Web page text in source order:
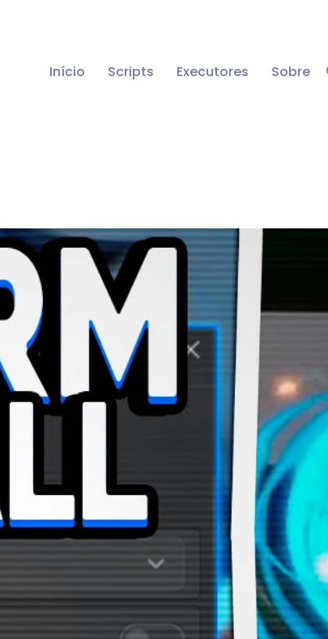
Início Scripts Executores Sobre